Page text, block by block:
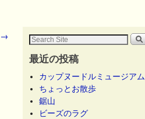
→
最近の投稿
カップヌードルミュージアム
ちょっとお散歩
鋸山
ビーズのラグ